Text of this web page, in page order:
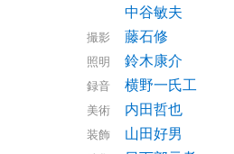
中谷敏夫
撮影 藤石修
照明 鈴木康介
録音 横野一氏工
美術 内田哲也
装飾 山田好男